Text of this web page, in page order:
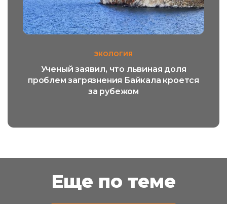
ЭКОЛОГИЯ
Ученый заявил, что львиная доля
проблем загрязнения Байкала кроется
за рубежом
Еще по теме